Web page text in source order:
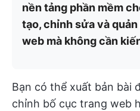
nền tảng phần mềm
tạo, chỉnh sửa và
web mà không cần
Bạn có thể xuất bản bài
chỉnh bố cục trang web